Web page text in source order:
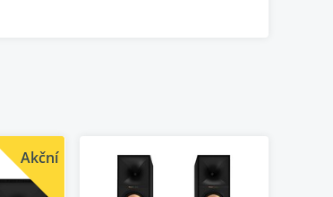
hudebního zážitku s nejčistším
výkon. Hliník je extrémně lehký
a vylepšené rozlišení a detaily.
což z nich činí klíčovou součást
Akční